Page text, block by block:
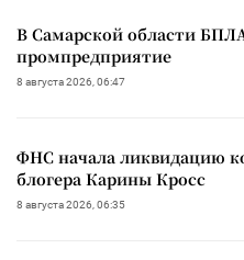
В Самарской области
промпредприятие
8 августа 2026, 06:47
ФНС начала ликвидацию
блогера Карины Кросс
8 августа 2026, 06:35